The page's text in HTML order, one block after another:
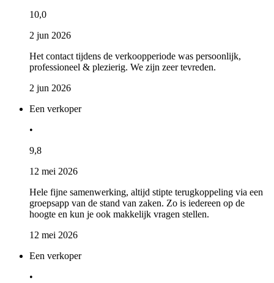
10,0
2 jun 2026
Het contact tijdens de verkoopperiode was persoonlijk,
professioneel & plezierig. We zijn zeer tevreden.
2 jun 2026
Een verkoper
•
9,8
12 mei 2026
Hele fijne samenwerking, altijd stipte terugkoppeling via een
groepsapp van de stand van zaken. Zo is iedereen op de
hoogte en kun je ook makkelijk vragen stellen.
12 mei 2026
Een verkoper
•